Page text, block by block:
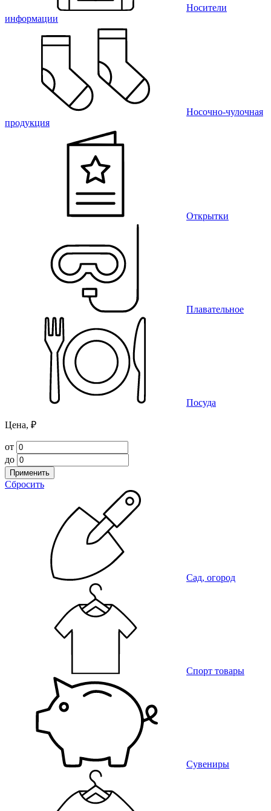
Носители
информации
Носочно-чулочная
продукция
Открытки
Плавательное
Посуда
Цена, ₽
от
до
Применить
Сбросить
Сад, огород
Спорт товары
Сувениры